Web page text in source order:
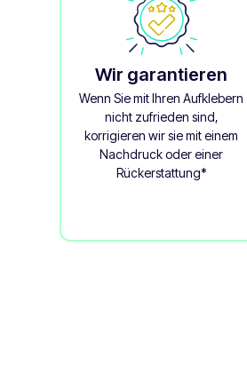
Wir garantieren
Wenn Sie mit Ihren Aufklebern
nicht zufrieden sind,
korrigieren wir sie mit einem
Nachdruck oder einer
Rückerstattung*